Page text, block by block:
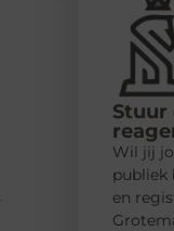
Stuur
Wil jij
publiek
en